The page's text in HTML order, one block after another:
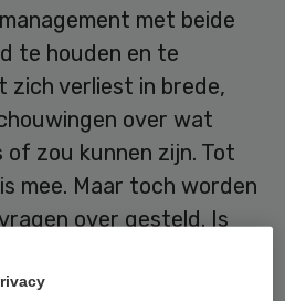
met beide
te houden en te
zich verliest in brede,
over wat
of zou kunnen zijn. Tot
mee. Maar toch worden
over gesteld. Is
(zoals met